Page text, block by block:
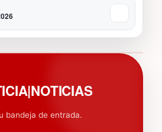
bandeja de entrada.